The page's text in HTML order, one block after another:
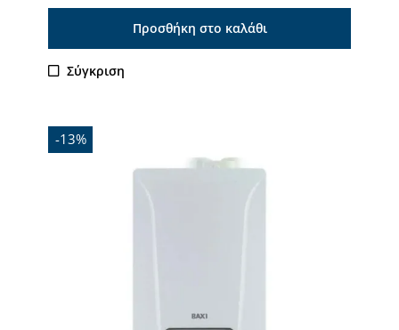
Προσθήκη στο καλάθι
Σύγκριση
-13%